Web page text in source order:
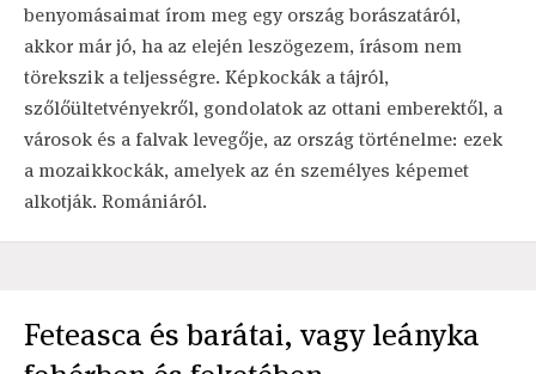
benyomásaimat írom meg egy ország borászatáról,
akkor már jó, ha az elején leszögezem, írásom nem
törekszik a teljességre. Képkockák a tájról,
szőlőültetvényekről, gondolatok az ottani emberektől, a
városok és a falvak levegője, az ország történelme: ezek
a mozaikkockák, amelyek az én személyes képemet
alkotják. Romániáról.
Feteasca és barátai, vagy leányka